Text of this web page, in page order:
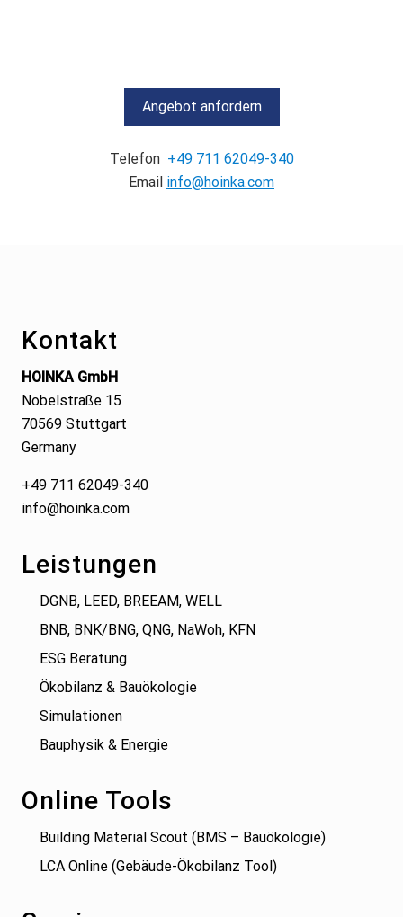
Angebot anfordern
Telefon +49 711 62049-340
Email info@hoinka.com
Kontakt
HOINKA GmbH
Nobelstraße 15
70569 Stuttgart
Germany
+49 711 62049-340
info@hoinka.com
Leistungen
DGNB, LEED, BREEAM, WELL
BNB, BNK/BNG, QNG, NaWoh, KFN
ESG Beratung
Ökobilanz & Bauökologie
Simulationen
Bauphysik & Energie
Online Tools
Building Material Scout (BMS – Bauökologie)
LCA Online (Gebäude-Ökobilanz Tool)